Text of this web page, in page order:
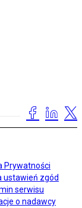
Prywatności
ustawień zgód
serwisu
o nadawcy